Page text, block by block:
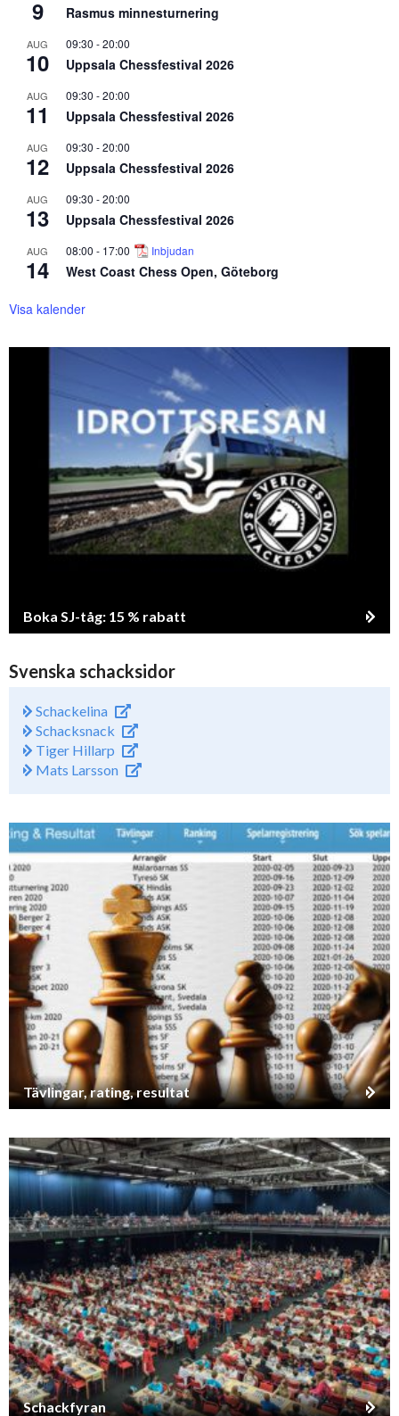
9 Rasmus minnesturnering
AUG
10
09:30 -20:00
Uppsala Chessfestival 2026
AUG
11
09:30 -20:00
Uppsala Chessfestival 2026
AUG
12
09:30 -20:00
Uppsala Chessfestival 2026
AUG
13
09:30 -20:00
Uppsala Chessfestival 2026
AUG
14
08:00 - 17:00 Inbjudan
West Coast Chess Open, Göteborg
Visa kalender
Boka SJ-tåg: 15 % rabatt
Svenska schacksidor
Schackelina
Schacksnack
Tiger Hillarp
Mats Larsson
Tävlingar, rating, resultat
Schackfyran